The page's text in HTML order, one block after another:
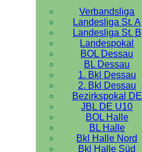
Verbandsliga
Landesliga St. A
Landesliga St. B
Landespokal
BOL Dessau
BL Dessau
1. Bkl Dessau
2. Bkl Dessau
Bezirkspokal DE
JBL DE U10
BOL Halle
BL Halle
Bkl Halle Nord
Bkl Halle Süd